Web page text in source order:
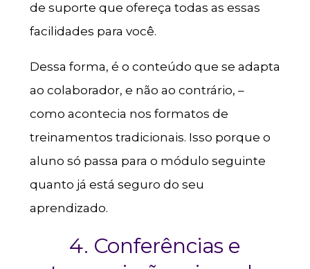
de suporte que ofereça todas as essas
facilidades para você.
Dessa forma, é o conteúdo que se adapta
ao colaborador, e não ao contrário, –
como acontecia nos formatos de
treinamentos tradicionais. Isso porque o
aluno só passa para o módulo seguinte
quanto já está seguro do seu
aprendizado.
4. Conferências e